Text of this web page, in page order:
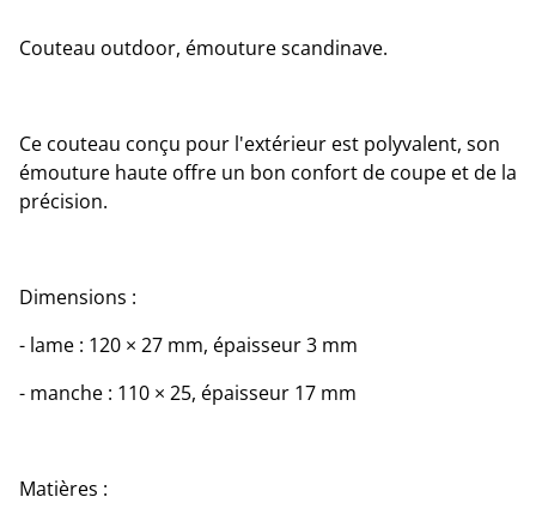
Couteau outdoor, émouture scandinave.
Ce couteau conçu pour l'extérieur est polyvalent, son
émouture haute offre un bon confort de coupe et de la
précision.
Dimensions :
- lame : 120 × 27 mm, épaisseur 3 mm
- manche : 110 × 25, épaisseur 17 mm
Matières :